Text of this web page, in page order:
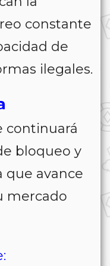
constante
de
ilegales.
continuará
bloqueo y
que avance
mercado